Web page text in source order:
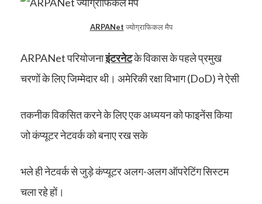
ARPANet ज्योग्राफिकल मैप
ARPANet परियोजनाइंटरनेटके विकास के पहले प्रमुख
चरणों के लिए जिम्मेदार थी। अमेरिकी रक्षा विभाग (DoD) ने ऐसी
तकनीक विकसित करने के लिए एक अध्ययन को फाइनेंस किया
जो कंप्यूटर नेटवर्क को बनाए रख सके
भले ही नेटवर्क से जुड़े कंप्यूटर अलग-अलग ऑपरेटिंग सिस्टम
चला रहे हों।